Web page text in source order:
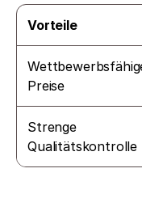
Vorteile
Preise
Strenge
Qualitätskontrolle